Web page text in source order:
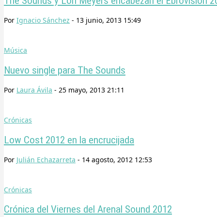
Por Ignacio Sánchez - 13 junio, 2013 15:49
Música
Nuevo single para The Sounds
Por Laura Ávila - 25 mayo, 2013 21:11
Crónicas
Low Cost 2012 en la encrucijada
Por Julián Echazarreta - 14 agosto, 2012 12:53
Crónicas
Crónica del Viernes del Arenal Sound 2012